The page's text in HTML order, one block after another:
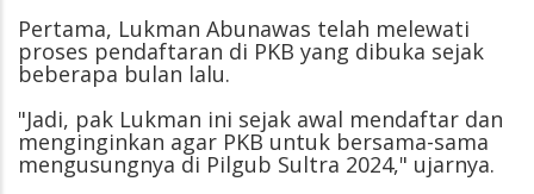
Pertama, Lukman Abunawas telah melewati
proses pendaftaran di PKB yang dibuka sejak
beberapa bulan lalu.
"Jadi, pak Lukman ini sejak awal mendaftar dan
menginginkan agar PKB untuk bersama-sama
mengusungnya di Pilgub Sultra 2024," ujarnya.